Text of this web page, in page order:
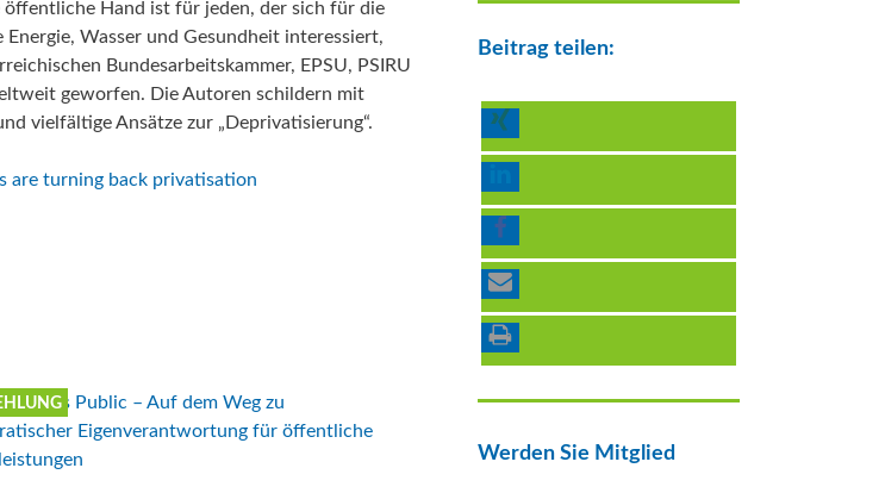
Aktuelle Beiträge zum Thema
„Best Practice“
Blue Communities
Aktuelle Beiträge zum Thema
Hand ist für jeden, der sich für die
Wasser und Gesundheit interessiert,
Bundesarbeitskammer, EPSU, PSIRU
geworfen. Die Autoren schildern mit
vielfältige Ansätze zur „Deprivatisierung“.
are turning back privatisation
Beitrag teilen:
Werden Sie Mitglied